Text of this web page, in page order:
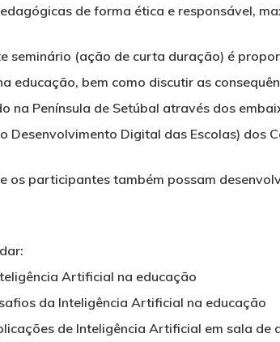
de forma ética e responsável,
seminário (ação de curta duração) é
educação, bem como discutir as
na Península de Setúbal através dos
Desenvolvimento Digital das Escolas) dos
os participantes também possam
Artificial na educação
da Inteligência Artificial na educação
de Inteligência Artificial em sala de